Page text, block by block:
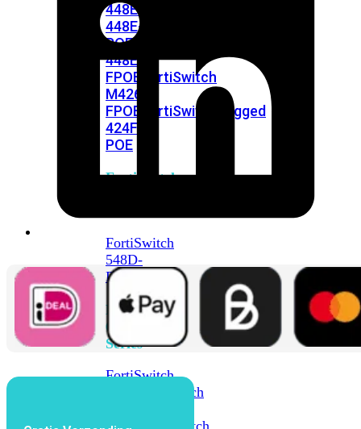
448E
448E-
POEFortiSwitch
448E-
FPOE
FortiSwitch
M426E-
FPOE
FortiSwitchRugged
424F-
POE
FortiSwitch
FortiSwitch
548D-
FPOE
FortiSwitch
600
Series
FortiSwitch
FortiSwitch
FPOE
FortiSwitch